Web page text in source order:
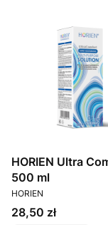
HORIEN Ultra
500 ml
PRODUCENT
HORIEN
Cena
28,50 zł